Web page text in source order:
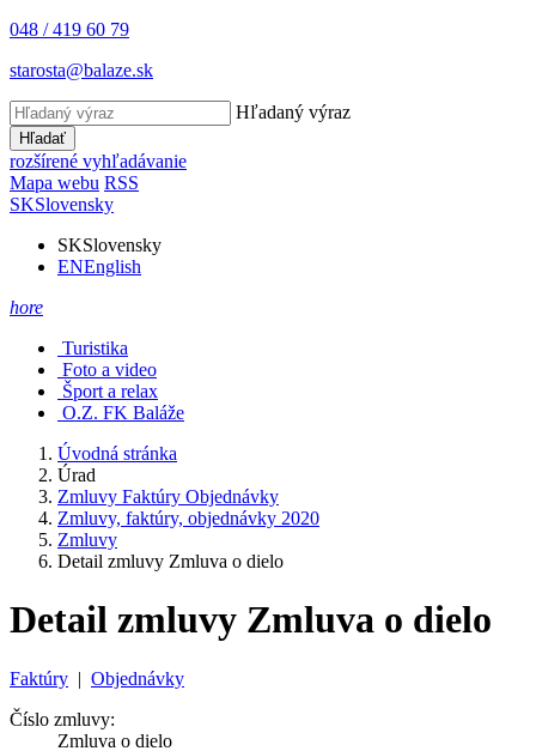
048 / 419 60 79
starosta@balaze.sk
Hľadaný výraz
Hľadať
rozšírené vyhľadávanie
Mapa webu RSS
SKSlovensky
SKSlovensky
ENEnglish
hore
Turistika
Foto a video
Šport a relax
O.Z. FK Baláže
Úvodná stránka
Úrad
Zmluvy Faktúry Objednávky
Zmluvy, faktúry, objednávky 2020
Zmluvy
Detail zmluvy Zmluva o dielo
Detail zmluvy Zmluva o dielo
Faktúry | Objednávky
Číslo zmluvy:
Zmluva o dielo